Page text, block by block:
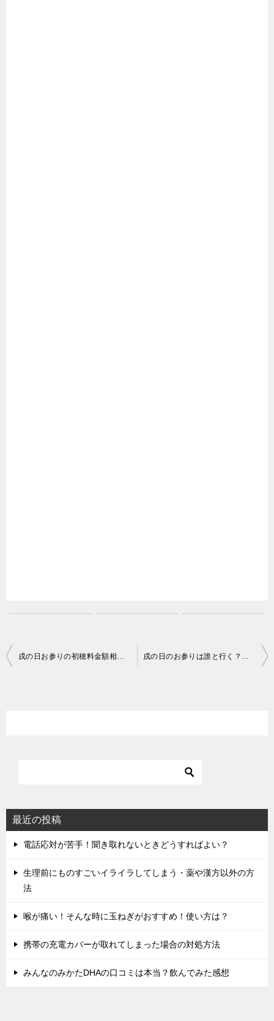
投
ン
戌の日お参りの初穂料金額相場はいくら？ピン札が良い？ 戌の日のお参りは誰と行く？親と一緒でなければダメ？
最近の投稿
電話応対が苦手！聞き取れないときどうすればよい？
生理前にものすごいイライラしてしまう・薬や漢方以外の方
法
喉が痛い！そんな時に玉ねぎがおすすめ！使い方は？
携帯の充電カバーが取れてしまった場合の対処方法
みんなのみかたDHAの口コミは本当？飲んでみた感想